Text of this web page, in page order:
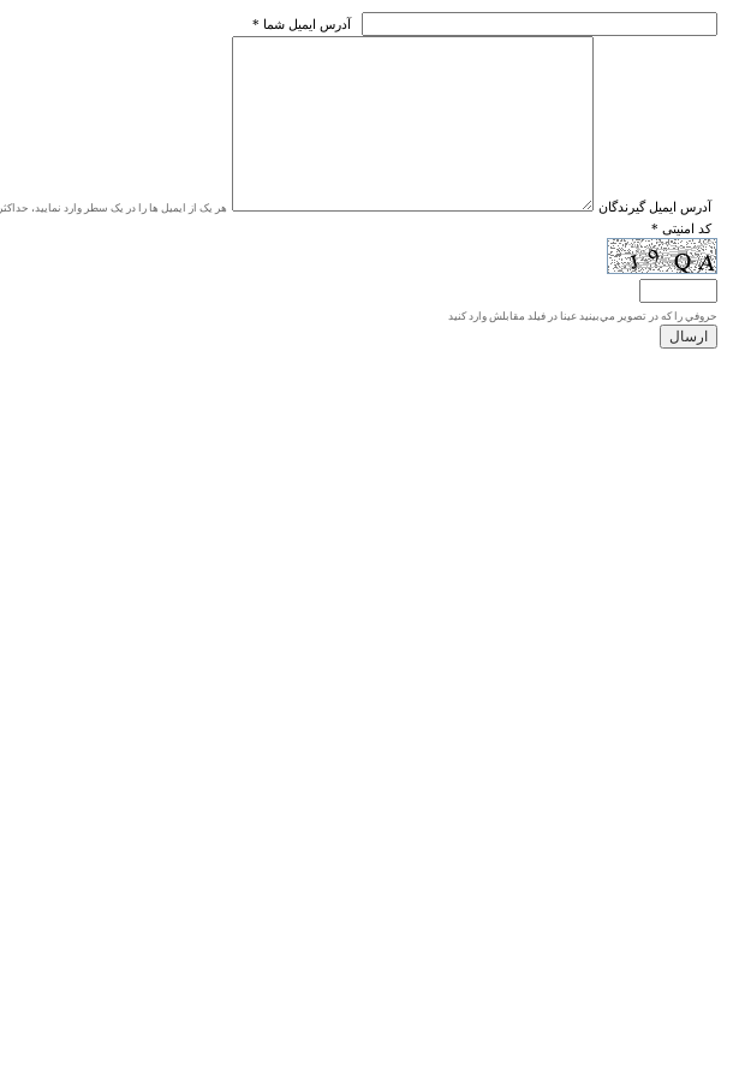
* آدرس ايميل شما
* آدرس ايميل گيرندگان هر یک از ایمیل ها را در یک سطر وارد نمایید، حداکثر ۲۰ آدرس
* کد امنیتی
حروفي را كه در تصوير مي‌بينيد عينا در فيلد مقابلش وارد كنيد